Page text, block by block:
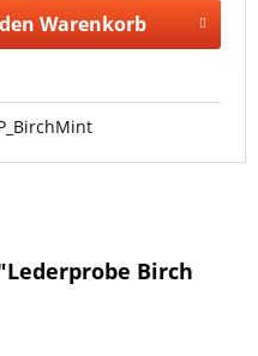
Warenkorb
Birch